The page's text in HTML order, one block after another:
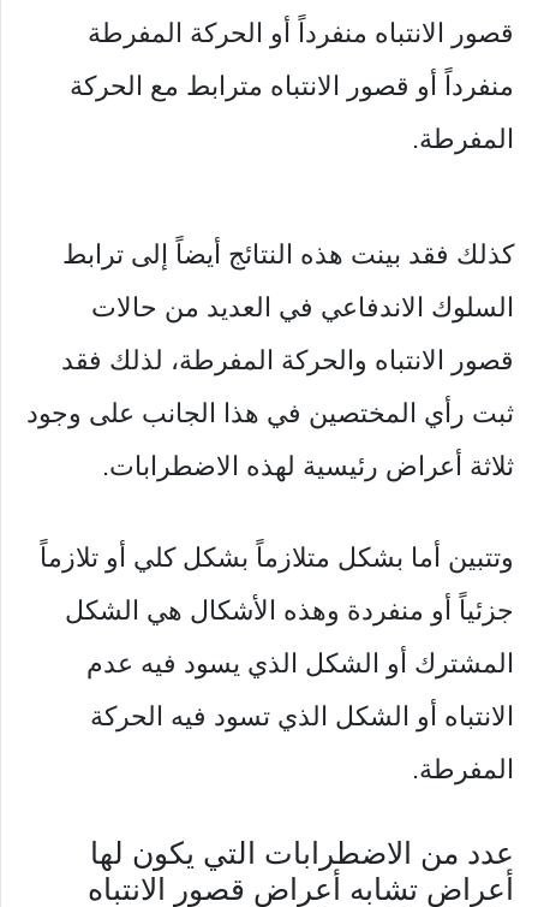
قصور الانتباه منفرداً أو الحركة المفرطة
منفرداً أو قصور الانتباه مترابط مع الحركة
المفرطة.
كذلك فقد بينت هذه النتائج أيضاً إلى ترابط
السلوك الاندفاعي في العديد من حالات
قصور الانتباه والحركة المفرطة، لذلك فقد
ثبت رأي المختصين في هذا الجانب على وجود
ثلاثة أعراض رئيسية لهذه الاضطرابات.
وتتبين أما بشكل متلازماً بشكل كلي أو تلازماً
جزئياً أو منفردة وهذه الأشكال هي الشكل
المشترك أو الشكل الذي يسود فيه عدم
الانتباه أو الشكل الذي تسود فيه الحركة
المفرطة.
عدد من الاضطرابات التي يكون لها
أعراض تشابه أعراض قصور الانتباه